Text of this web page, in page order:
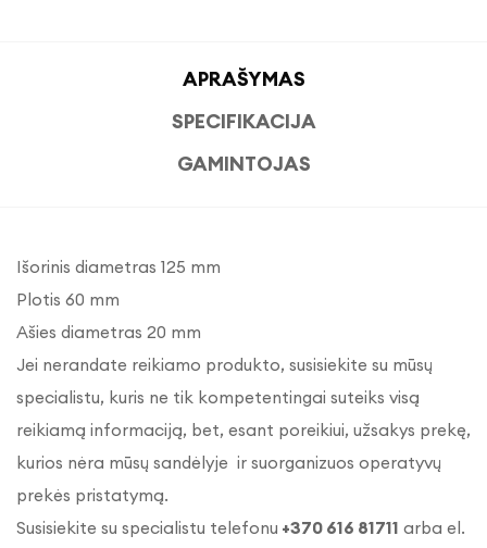
APRAŠYMAS
SPECIFIKACIJA
GAMINTOJAS
Išorinis diametras 125 mm
Plotis 60 mm
Ašies diametras 20 mm
Jei nerandate reikiamo produkto, susisiekite su mūsų
specialistu, kuris ne tik kompetentingai suteiks visą
reikiamą informaciją, bet, esant poreikiui, užsakys prekę,
kurios nėra mūsų sandėlyje ir suorganizuos operatyvų
prekės pristatymą.
Susisiekite su specialistu telefonu +370 616 81711 arba el.